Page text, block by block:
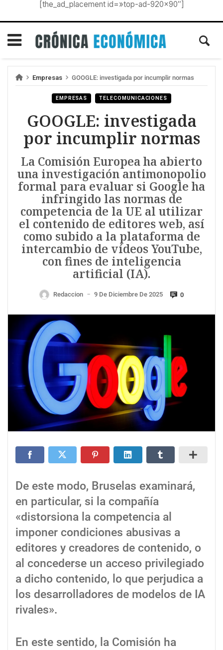
[the_ad_placement id=»top-ad-920×90″]
Empresas GOOGLE: investigada por incumplir normas
EMPRESAS TELECOMUNICACIONES
GOOGLE: investigada
por incumplir normas
La Comisión Europea ha abierto
una investigación antimonopolio
formal para evaluar si Google ha
infringido las normas de
competencia de la UE al utilizar
el contenido de editores web, así
como subido a la plataforma de
intercambio de vídeos YouTube,
con fines de inteligencia
artificial (IA).
Redaccion — 9 De Diciembre De 2025 0
De este modo, Bruselas examinará,
en particular, si la compañía
«distorsiona la competencia al
imponer condiciones abusivas a
editores y creadores de contenido, o
al concederse un acceso privilegiado
a dicho contenido, lo que perjudica a
los desarrolladores de modelos de IA
rivales».
En este sentido, la Comisión ha